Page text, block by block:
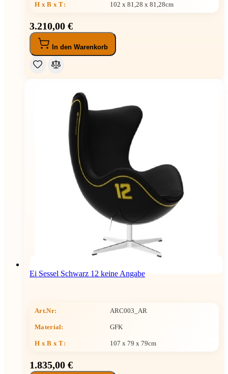
H x B x T: 102 x 81,28 x 81,28cm
3.210,00 €
In den Warenkorb
Ei Sessel Schwarz 12 keine Angabe
Art.Nr: ARC003_AR
Material: GFK
H x B x T: 107 x 79 x 79cm
1.835,00 €